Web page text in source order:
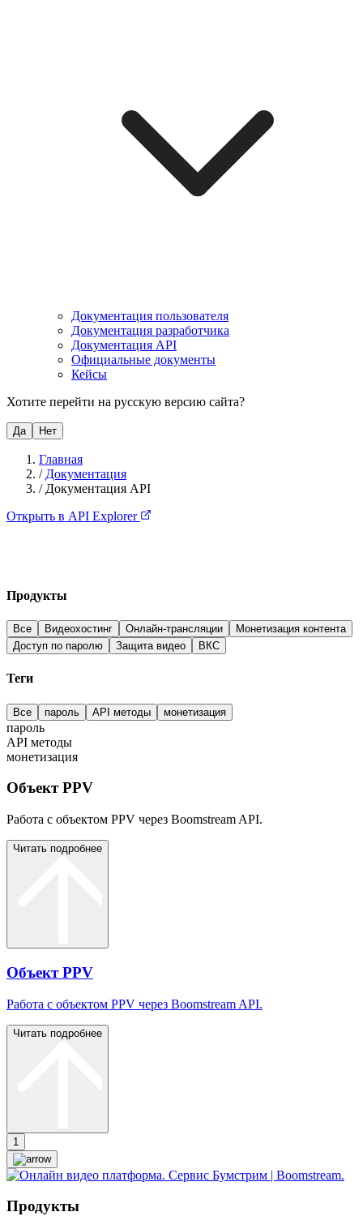
Документация пользователя
Документация разработчика
Документация API
Официальные документы
Кейсы
Хотите перейти на русскую версию сайта?
Да Нет
Главная
/ Документация
/ Документация API
Открыть в API Explorer
Продукты
Все Видеохостинг Онлайн-трансляции
Монетизация контента
Доступ по паролю
Защита видео ВКС
Теги
Все пароль API методы монетизация
пароль
API методы
монетизация
Объект PPV
Работа с объектом PPV через Boomstream API.
Читать подробнее
Объект PPV
Работа с объектом PPV через Boomstream API.
Читать подробнее
1
Продукты